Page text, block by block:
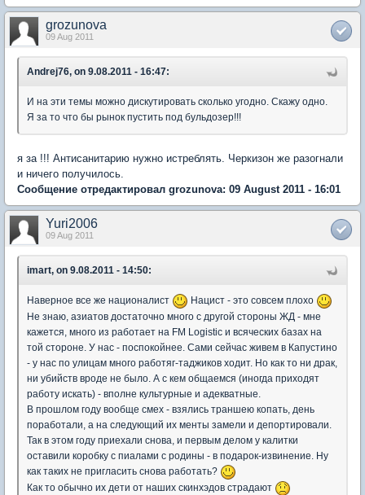
grozunova
09 Aug 2011
Andrej76, on 9.08.2011 - 16:47:
И на эти темы можно дискутировать сколько угодно. Скажу одно.
Я за то что бы рынок пустить под бульдозер!!!
я за !!! Антисанитарию нужно истреблять. Черкизон же разогнали
и ничего получилось.
Сообщение отредактировал grozunova: 09 August 2011 - 16:01
Yuri2006
09 Aug 2011
imart, on 9.08.2011 - 14:50:
Наверное все же националист
Нацист - это совсем плохо
Не знаю, азиатов достаточно много с другой стороны ЖД - мне
кажется, много из работает на FM Logistic и всяческих базах на
той стороне. У нас - поспокойнее. Сами сейчас живем в Капустино
- у нас по улицам много работяг-таджиков ходит. Но как то ни драк,
ни убийств вроде не было. А с кем общаемся (иногда приходят
работу искать) - вполне культурные и адекватные.
В прошлом году вообще смех - взялись траншею копать, день
поработали, а на следующий их менты замели и депортировали.
Так в этом году приехали снова, и первым делом у калитки
оставили коробку с пиалами с родины - в подарок-извинение. Ну
как таких не пригласить снова работать?
Как то обычно их дети от наших скинхэдов страдают